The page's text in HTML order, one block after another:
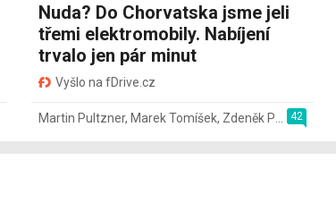
Nuda? Do Chorvatska jsme jeli
třemi elektromobily. Nabíjení
trvalo jen pár minut
Vyšlo na fDrive.cz
42
Martin Pultzner, Marek Tomíšek, Zdeněk Pečený